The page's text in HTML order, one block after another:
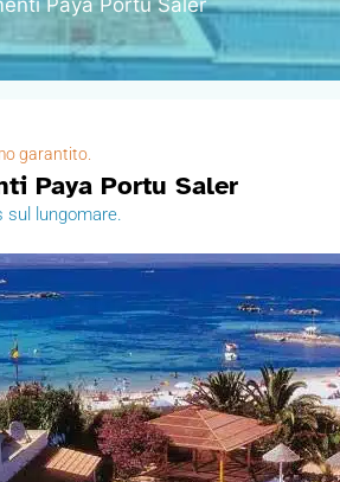
Paya Portu Saler
garantito.
Paya Portu Saler
sul lungomare.